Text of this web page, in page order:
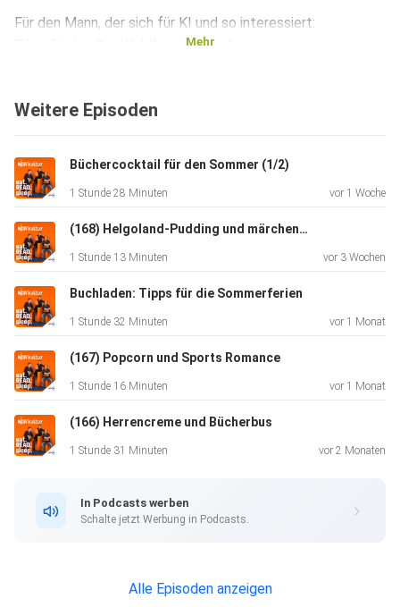
Für den Mann, der sich für KI und so interessiert:
Tibor Rode: „Der Wald“ und „Lupus“
James Dashner: „Die Auserwählten“
geschehen
darf“
Für den Vater, der Segeln mag:
Marsali Taylor: „Mörderische Brandung“
Tatjana von der Beek: „Blaue Tage“
Anne Freytag: „Blaues Wunder“
Familiengeschichten, auch mit reiferen Protagonisten
Miriam Georg: „Die Verlorene“
Rachel Hanna: „Das kleine Haus am Strand“,
Karina Urbach: "Das Haus am Gordon Place" und "Cambridge
Mehr
Weitere Episoden
Büchercocktail für den Sommer (1/2)
1 Stunde 28 Minuten vor 1 Woche
(168) Helgoland-Pudding und märchenhafte Bestseller
1 Stunde 13 Minuten vor 3 Wochen
Buchladen: Tipps für die Sommerferien
1 Stunde 32 Minuten vor 1 Monat
(167) Popcorn und Sports Romance
1 Stunde 16 Minuten vor 1 Monat
(166) Herrencreme und Bücherbus
1 Stunde 31 Minuten vor 2 Monaten
In Podcasts werben
Schalte jetzt Werbung in Podcasts.
Alle Episoden anzeigen